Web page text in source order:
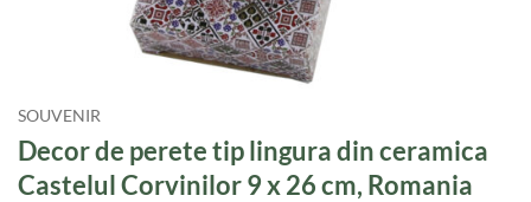
SOUVENIR
Decor de perete tip lingura din ceramica
Castelul Corvinilor 9 x 26 cm, Romania